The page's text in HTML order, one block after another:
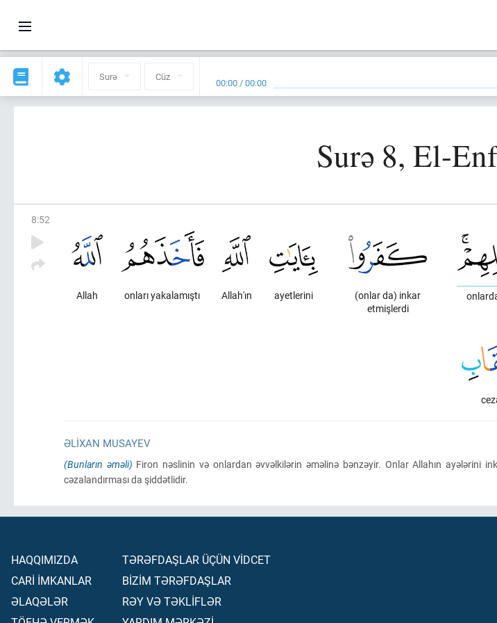
Surə Cüz 00:00 /00:00
Surə 8, El-
8:52
(onlar da) inkar
etmişlerdi
ayetlerini
Allah'ın
onları yakalamıştı
Allah
ƏLIXAN MUSAYEV
(Bunların əməli) Firon nəslinin və onlardan əvvəlkilərin əməlinə bənzəyir. Onlar Allahın ayələrini
cəzalandırması da şiddətlidir.
HAQQIMIZDA
CARİ İMKANLAR
ƏLAQƏLƏR
TƏRƏFDAŞLAR ÜÇÜN VİDCET
BİZİM TƏRƏFDAŞLAR
RƏY VƏ TƏKLİFLƏR